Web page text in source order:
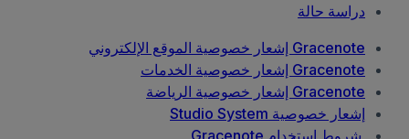
دراسة حالة
Gracenote إشعار خصوصية الموقع الإلكتروني
Gracenote إشعار خصوصية الخدمات
Gracenote إشعار خصوصية الرياضة
إشعار خصوصية Studio System
شروط استخدام Gracenote